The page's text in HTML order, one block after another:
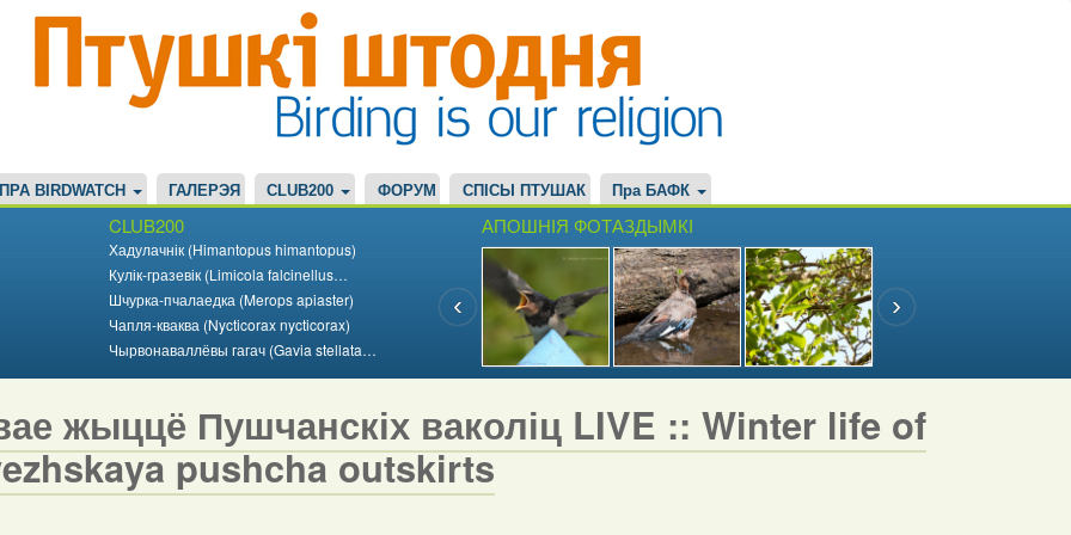
ПРА BIRDWATCH ГАЛЕРЭЯ CLUB200 ФОРУМ СПІСЫ ПТУШАК Пра БАФК
CLUB200
Хадулачнік (Himantopus himantopus)
Кулік-гразевік (Limicola falcinellus…
Шчурка-пчалаедка (Merops apiaster)
Чапля-кваква (Nycticorax nycticorax)
Чырвонаваллёвы гагач (Gavia stellata…
АПОШНІЯ ФОТАЗДЫМКІ
жыццё Пушчанскіх ваколіц LIVE :: Winter life of
pushcha outskirts